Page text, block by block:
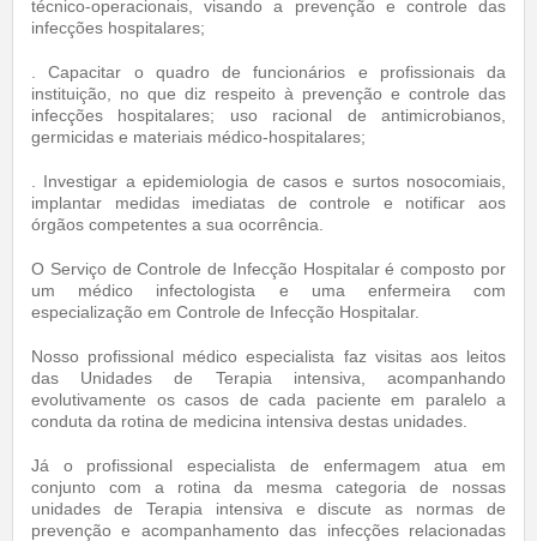
técnico-operacionais, visando a prevenção e controle das
infecções hospitalares;
. Capacitar o quadro de funcionários e profissionais da
instituição, no que diz respeito à prevenção e controle das
infecções hospitalares; uso racional de antimicrobianos,
germicidas e materiais médico-hospitalares;
. Investigar a epidemiologia de casos e surtos nosocomiais,
implantar medidas imediatas de controle e notificar aos
órgãos competentes a sua ocorrência.
O Serviço de Controle de Infecção Hospitalar é composto por
um médico infectologista e uma enfermeira com
especialização em Controle de Infecção Hospitalar.
Nosso profissional médico especialista faz visitas aos leitos
das Unidades de Terapia intensiva, acompanhando
evolutivamente os casos de cada paciente em paralelo a
conduta da rotina de medicina intensiva destas unidades.
Já o profissional especialista de enfermagem atua em
conjunto com a rotina da mesma categoria de nossas
unidades de Terapia intensiva e discute as normas de
prevenção e acompanhamento das infecções relacionadas